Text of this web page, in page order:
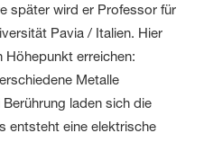
später wird er Professor für
Pavia / Italien. Hier
Höhepunkt erreichen:
Metalle
laden sich die
entsteht eine elektrische